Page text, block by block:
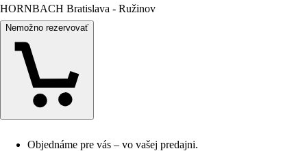
HORNBACH Bratislava - Ružinov
Nemožno rezervovať
Objednáme pre vás – vo vašej predajni.